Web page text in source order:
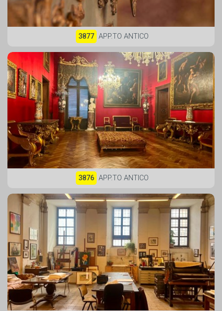
3877 APP.TO ANTICO
3876 APP.TO ANTICO